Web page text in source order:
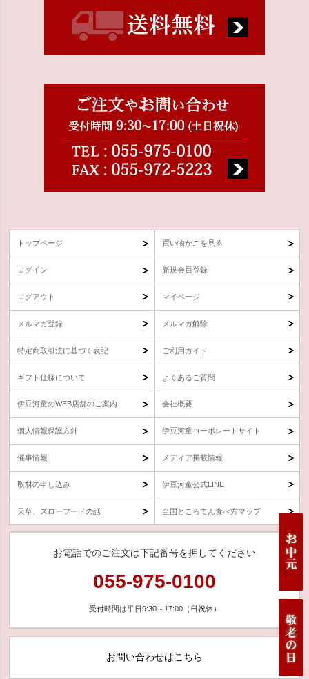
トップページ 買い物かごを見る
ログイン 新規会員登録
ログアウト マイページ
メルマガ登録 メルマガ解除
特定商取引法に基づく表記 ご利用ガイド
ギフト仕様について よくあるご質問
伊豆河童のWEB店舗のご案内 会社概要
個人情報保護方針 伊豆河童コーポレートサイト
催事情報 メディア掲載情報
取材の申し込み 伊豆河童公式LINE
天草、スローフードの話 全国ところてん食べ方マップ
お電話でのご注文は下記番号を押してください
055-975-0100
受付時間は平日9:30～17:00（日祝休）
お問い合わせはこちら